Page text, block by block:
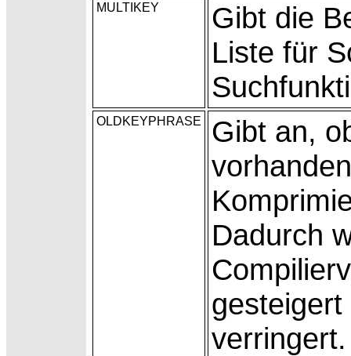
MULTIKEY Gibt die
Liste für
OLDKEYPHRASE
Gibt an,
Dadurch
verringert.